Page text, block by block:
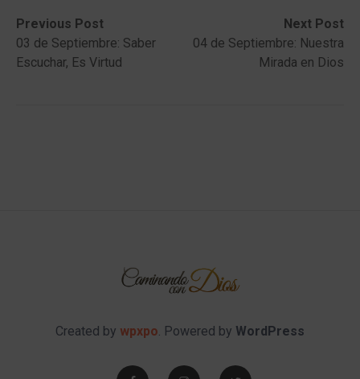
Post
navigation
Previous Post
Previous
post:03 de Septiembre: Saber
Escuchar, Es Virtud
Next Post
Next
post:
04 de Septiembre: Nuestra
Mirada en Dios
Created by wpxpo. Powered by WordPress